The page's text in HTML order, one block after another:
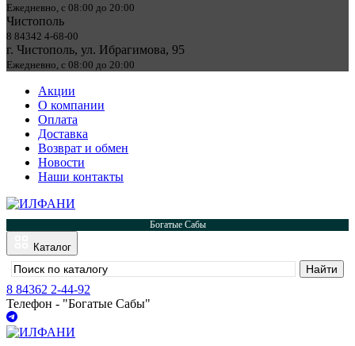
Ежедневно, с 08:00 до 20:00
Чистополь
8 84342 4-68-00
г. Чистополь, ул. Ибрагимова, 95
Ежедневно, с 08:00 до 20:00
Акции
О компании
Оплата
Доставка
Возврат и обмен
Новости
Наши контакты
Богатые Сабы
Каталог
8 84362 2-44-92
Телефон - "Богатые Сабы"